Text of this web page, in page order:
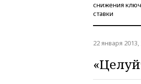
снижения
ставки
22 января 2013,